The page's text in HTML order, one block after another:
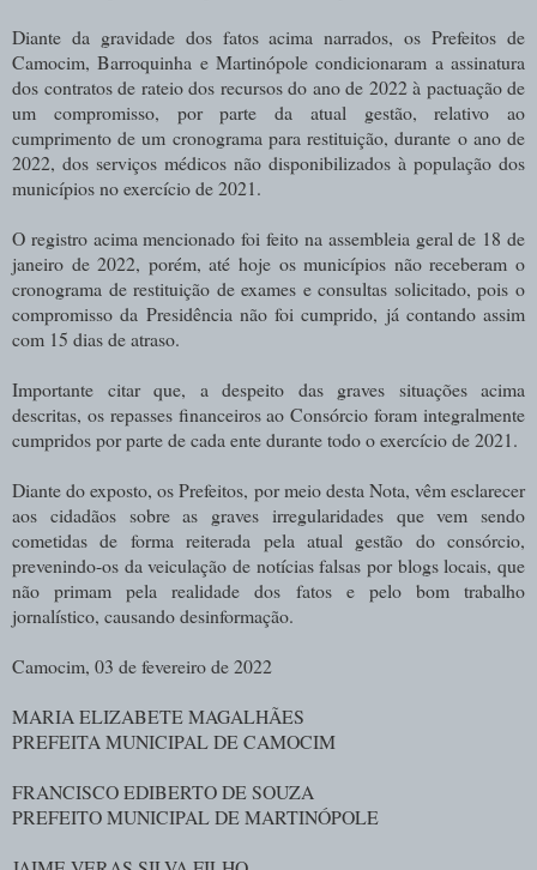
Diante da gravidade dos fatos acima narrados, os Prefeitos de
Camocim, Barroquinha e Martinópole condicionaram a assinatura
dos contratos de rateio dos recursos do ano de 2022 à pactuação de
um compromisso, por parte da atual gestão, relativo ao
cumprimento de um cronograma para restituição, durante o ano de
2022, dos serviços médicos não disponibilizados à população dos
municípios no exercício de 2021.
O registro acima mencionado foi feito na assembleia geral de 18 de
janeiro de 2022, porém, até hoje os municípios não receberam o
cronograma de restituição de exames e consultas solicitado, pois o
compromisso da Presidência não foi cumprido, já contando assim
com 15 dias de atraso.
Importante citar que, a despeito das graves situações acima
descritas, os repasses financeiros ao Consórcio foram integralmente
cumpridos por parte de cada ente durante todo o exercício de 2021.
Diante do exposto, os Prefeitos, por meio desta Nota, vêm esclarecer
aos cidadãos sobre as graves irregularidades que vem sendo
cometidas de forma reiterada pela atual gestão do consórcio,
prevenindo-os da veiculação de notícias falsas por blogs locais, que
não primam pela realidade dos fatos e pelo bom trabalho
jornalístico, causando desinformação.
Camocim, 03 de fevereiro de 2022
MARIA ELIZABETE MAGALHÃES
PREFEITA MUNICIPAL DE CAMOCIM
FRANCISCO EDIBERTO DE SOUZA
PREFEITO MUNICIPAL DE MARTINÓPOLE